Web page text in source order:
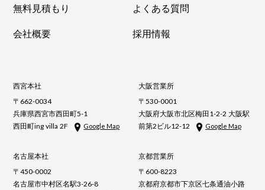
無料見積もり
よくある質問
会社概要
採用情報
西宮本社
〒662-0034
兵庫県西宮市西田町5-1
西田町ing villa 2F
Google Map
名古屋本社
〒450-0002
名古屋市中村区名駅3-26-8
大阪営業所
〒530-0001
大阪府大阪市北区梅田1-2-2 大阪駅
前第2ビル12-12
Google Map
京都営業所
〒600-8223
京都府京都市下京区七条通油小路